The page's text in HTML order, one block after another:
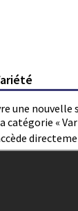
une
catégorie «